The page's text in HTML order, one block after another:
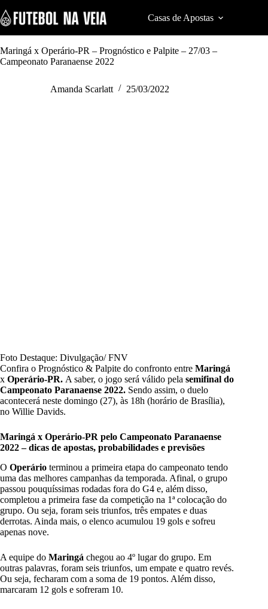
k
i
p
t
o
Casas de Apostas
Maringá x Operário-PR – Prognóstico e Palpite – 27/03 –
Campeonato Paranaense 2022
Amanda Scarlatt 25/03/2022
Foto Destaque: Divulgação/ FNV
Confira o Prognóstico & Palpite do confronto entre Maringá
x Operário-PR. A saber, o jogo será válido pela semifinal do
Campeonato Paranaense 2022. Sendo assim, o duelo
acontecerá neste domingo (27), às 18h (horário de Brasília),
no Willie Davids.
Maringá x Operário-PR pelo Campeonato Paranaense
2022 – dicas de apostas, probabilidades e previsões
O Operário terminou a primeira etapa do campeonato tendo
uma das melhores campanhas da temporada. Afinal, o grupo
passou pouquíssimas rodadas fora do G4 e, além disso,
completou a primeira fase da competição na 1ª colocação do
grupo. Ou seja, foram seis triunfos, três empates e duas
derrotas. Ainda mais, o elenco acumulou 19 gols e sofreu
apenas nove.
A equipe do Maringá chegou ao 4º lugar do grupo. Em
outras palavras, foram seis triunfos, um empate e quatro revés.
Ou seja, fecharam com a soma de 19 pontos. Além disso,
marcaram 12 gols e sofreram 10.